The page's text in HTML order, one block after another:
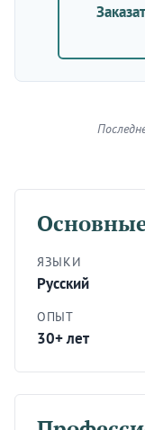
ЯЗЫКИ
Русский
ОПЫТ
30+ лет